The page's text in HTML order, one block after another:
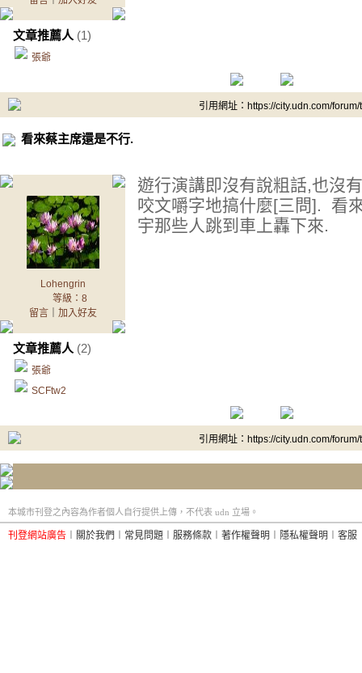
文章推薦人 (1)
張爺
引用網址：https://city.udn.com/
看來蔡主席還是不行.
Lohengrin
等級：8
留言｜ 加入好友
文章推薦人 (2)
張爺
SCFtw2
遊行演講即沒有說粗話,也沒
咬文嚼字地搞什麼[三問]. 看
宇那些人跳到車上轟下來.
引用網址：https://city.udn.com/
本城市刊登之內容為作者個人自行提供上傳，不代表 udn 立場。
刊登網站廣告 關於我們 常見問題 服務條款 著作權聲明 隱私權聲明 客服